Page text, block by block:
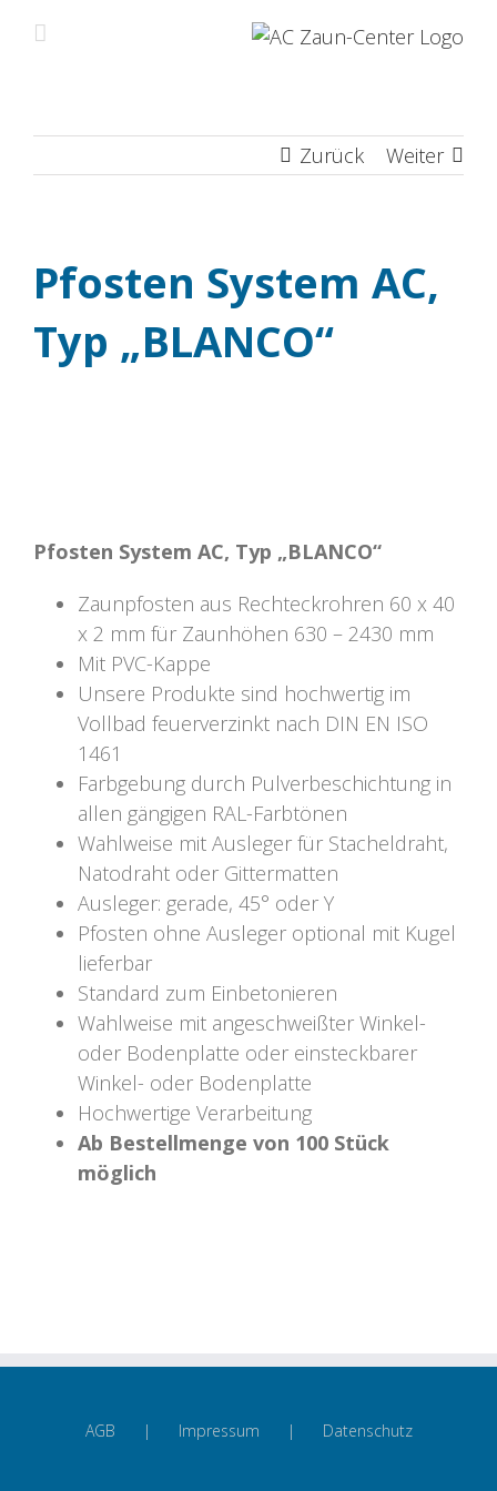
Inhalt
Zurück Weiter
Pfosten System AC,
Typ „BLANCO“
Pfosten System AC, Typ „BLANCO“
Zaunpfosten aus Rechteckrohren 60 x 40
x 2 mm für Zaunhöhen 630 – 2430 mm
Mit PVC-Kappe
Unsere Produkte sind hochwertig im
Vollbad feuerverzinkt nach DIN EN ISO
1461
Farbgebung durch Pulverbeschichtung in
allen gängigen RAL-Farbtönen
Wahlweise mit Ausleger für Stacheldraht,
Natodraht oder Gittermatten
Ausleger: gerade, 45° oder Y
Pfosten ohne Ausleger optional mit Kugel
lieferbar
Standard zum Einbetonieren
Wahlweise mit angeschweißter Winkel-
oder Bodenplatte oder einsteckbarer
Winkel- oder Bodenplatte
Hochwertige Verarbeitung
Ab Bestellmenge von 100 Stück
möglich
AGB Impressum Datenschutz